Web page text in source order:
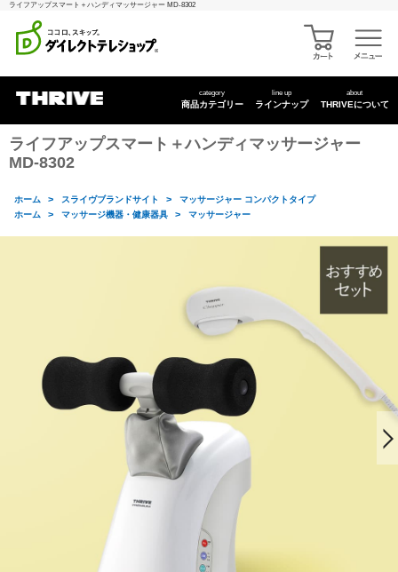
ライフアップスマート＋ハンディマッサージャー MD-8302
category
商品カテゴリー
line up
ラインナップ
about
THRIVEについて
ライフアップスマート＋ハンディマッサージャー
MD-8302
ホーム > スライヴブランドサイト >
マッサージャー コンパクトタイプ
ホーム
> マッサージ機器・健康器具 > マッサージャー